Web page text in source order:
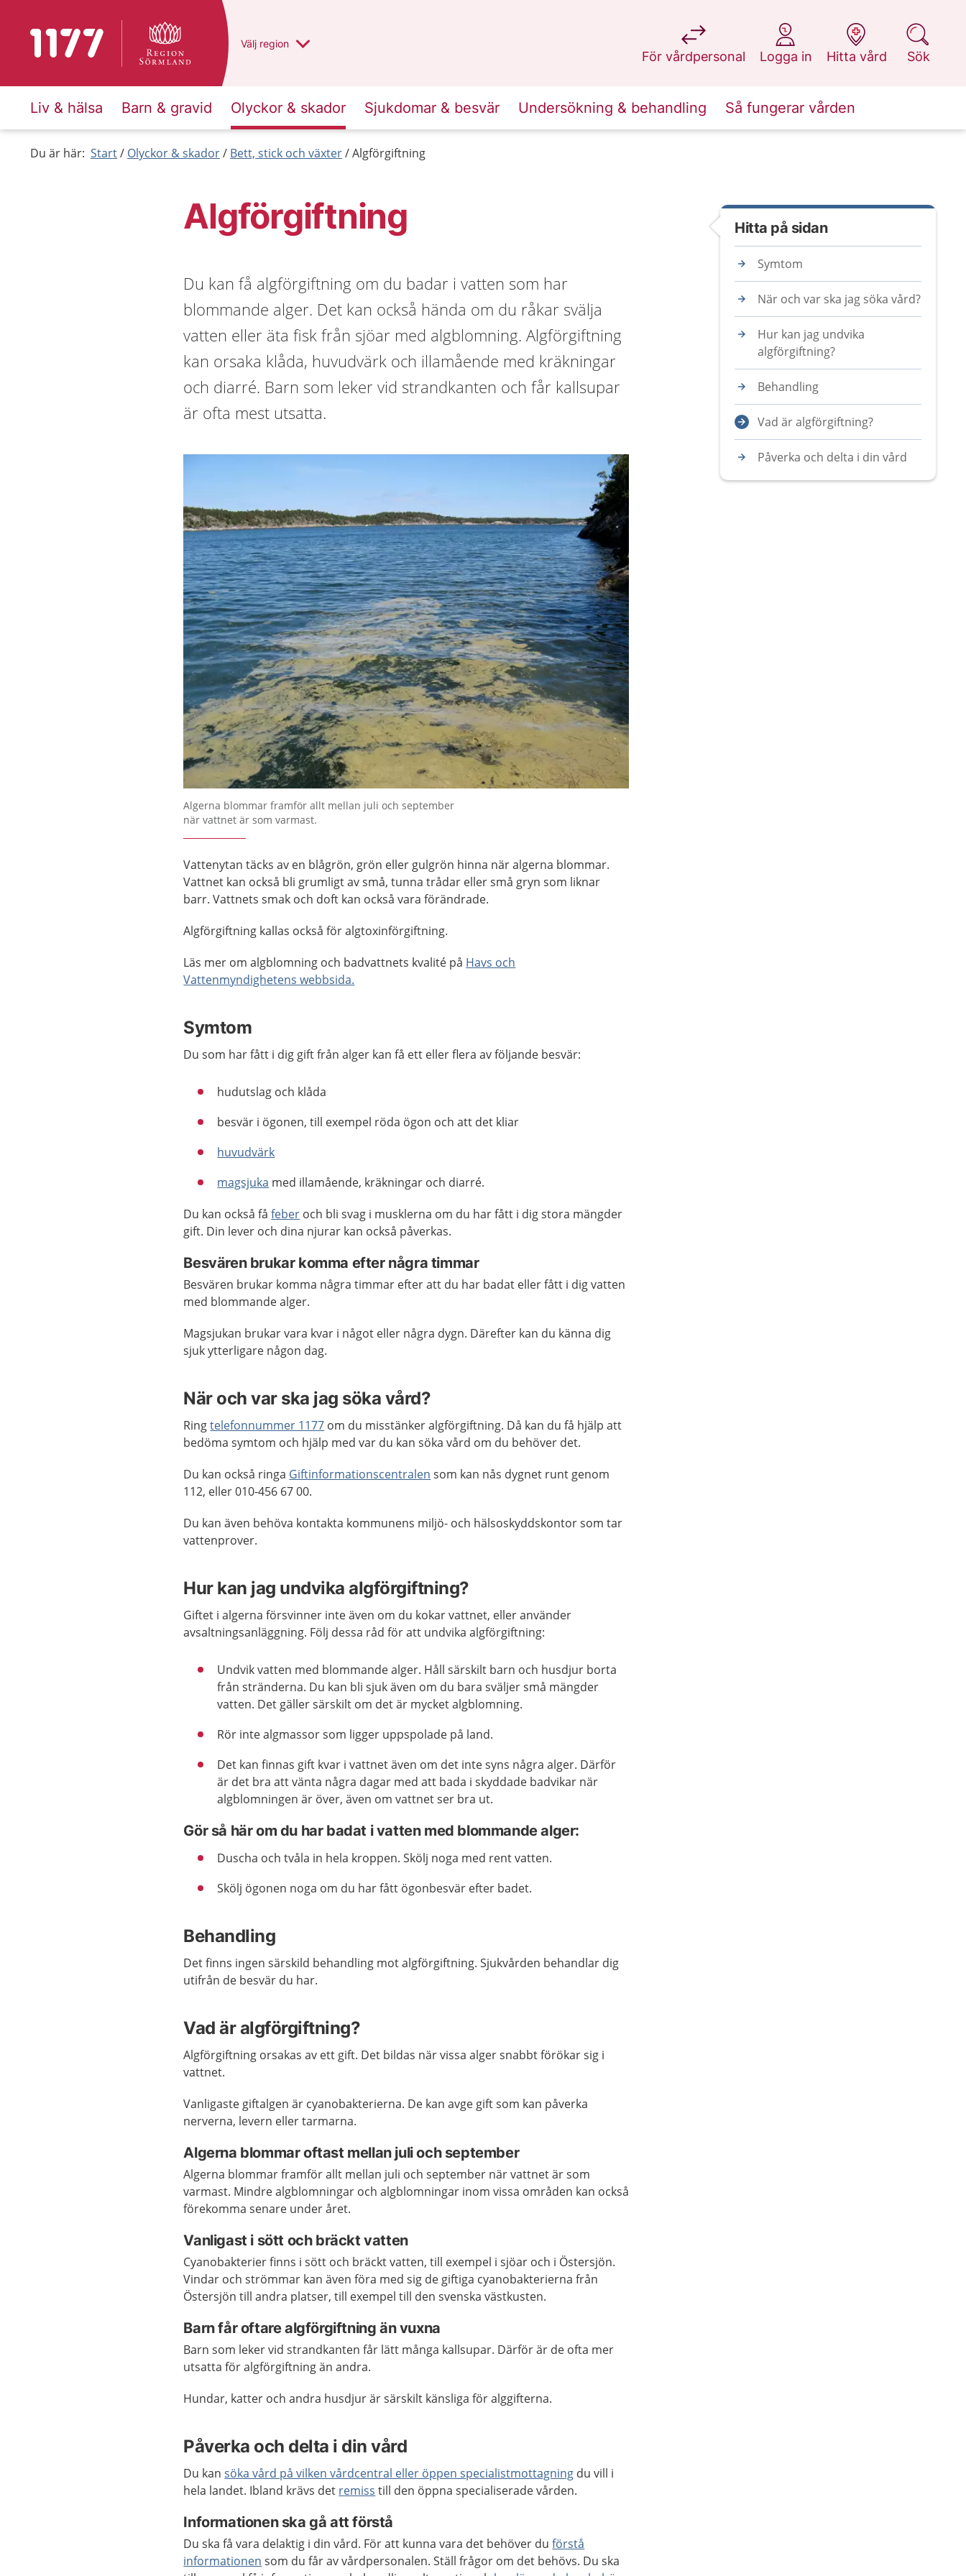
Till startsidan för 1177 Du har valt region
Välj en annan
region
För vårdpersonal
på 1177.se
Logga in
på 1177.se
Hitta vård
på 1177.se
Sök
på 1177.se
Liv & hälsa Barn & gravid Olyckor & skador Sjukdomar & besvär Undersökning & behandling Så fungerar vården
Du är här: Start Olyckor & skador Bett, stick och växter Algförgiftning
Algförgiftning
Du kan få algförgiftning om du badar i vatten som har
blommande alger. Det kan också hända om du råkar svälja
vatten eller äta fisk från sjöar med algblomning. Algförgiftning
kan orsaka klåda, huvudvärk och illamående med kräkningar
och diarré. Barn som leker vid strandkanten och får kallsupar
är ofta mest utsatta.
Algerna blommar framför allt mellan juli och september
när vattnet är som varmast.
Vattenytan täcks av en blågrön, grön eller gulgrön hinna när algerna blommar.
Vattnet kan också bli grumligt av små, tunna trådar eller små gryn som liknar
barr. Vattnets smak och doft kan också vara förändrade.
Algförgiftning kallas också för algtoxinförgiftning.
Läs mer om algblomning och badvattnets kvalité på Havs och
Vattenmyndighetens webbsida.
Symtom
Du som har fått i dig gift från alger kan få ett eller flera av följande besvär:
hudutslag och klåda
besvär i ögonen, till exempel röda ögon och att det kliar
huvudvärk
magsjuka med illamående, kräkningar och diarré.
Du kan också fåfeber och bli svag i musklerna om du har fått i dig stora mängder
gift. Din lever och dina njurar kan också påverkas.
Besvären brukar komma efter några timmar
Besvären brukar komma några timmar efter att du har badat eller fått i dig vatten
med blommande alger.
Magsjukan brukar vara kvar i något eller några dygn. Därefter kan du känna dig
sjuk ytterligare någon dag.
När och var ska jag söka vård?
Ringtelefonnummer 1177 om du misstänker algförgiftning. Då kan du få hjälp att
bedöma symtom och hjälp med var du kan söka vård om du behöver det.
Du kan också ringa Giftinformationscentralen som kan nås dygnet runt genom
112, eller 010-456 67 00.
Du kan även behöva kontakta kommunens miljö- och hälsoskyddskontor som tar
vattenprover.
Hur kan jag undvika algförgiftning?
Giftet i algerna försvinner inte även om du kokar vattnet, eller använder
avsaltningsanläggning. Följ dessa råd för att undvika algförgiftning:
Undvik vatten med blommande alger. Håll särskilt barn och husdjur borta
från stränderna. Du kan bli sjuk även om du bara sväljer små mängder
vatten. Det gäller särskilt om det är mycket algblomning.
Rör inte algmassor som ligger uppspolade på land.
Det kan finnas gift kvar i vattnet även om det inte syns några alger. Därför
är det bra att vänta några dagar med att bada i skyddade badvikar när
algblomningen är över, även om vattnet ser bra ut.
Gör så här om du har badat i vatten med blommande alger:
Duscha och tvåla in hela kroppen. Skölj noga med rent vatten.
Skölj ögonen noga om du har fått ögonbesvär efter badet.
Behandling
Det finns ingen särskild behandling mot algförgiftning. Sjukvården behandlar dig
utifrån de besvär du har.
Vad är algförgiftning?
Algförgiftning orsakas av ett gift. Det bildas när vissa alger snabbt förökar sig i
vattnet.
Vanligaste giftalgen är cyanobakterierna. De kan avge gift som kan påverka
nerverna, levern eller tarmarna.
Algerna blommar oftast mellan juli och september
Algerna blommar framför allt mellan juli och september när vattnet är som
varmast. Mindre algblomningar och algblomningar inom vissa områden kan också
förekomma senare under året.
Vanligast i sött och bräckt vatten
Cyanobakterier finns i sött och bräckt vatten, till exempel i sjöar och i Östersjön.
Vindar och strömmar kan även föra med sig de giftiga cyanobakterierna från
Östersjön till andra platser, till exempel till den svenska västkusten.
Barn får oftare algförgiftning än vuxna
Barn som leker vid strandkanten får lätt många kallsupar. Därför är de ofta mer
utsatta för algförgiftning än andra.
Hundar, katter och andra husdjur är särskilt känsliga för alggifterna.
Påverka och delta i din vård
Du kansöka vård på vilken vårdcentral eller öppen specialistmottagning du vill i
hela landet. Ibland krävs det remiss till den öppna specialiserade vården.
Informationen ska gå att förstå
Du ska få vara delaktig i din vård. För att kunna vara det behöver duförstå
informationen som du får av vårdpersonalen. Ställ frågor om det behövs. Du ska
Hitta på sidan
Symtom
När och var ska jag söka vård?
Hur kan jag undvika
algförgiftning?
Behandling
Vad är algförgiftning?
Påverka och delta i din vård